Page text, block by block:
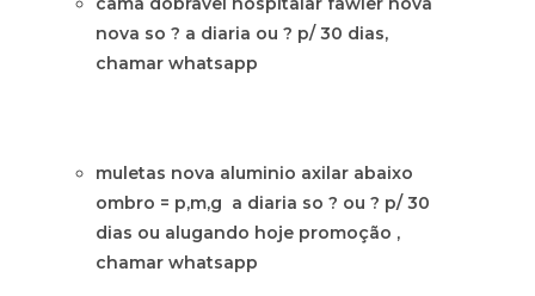
nova so ? a diaria ou ? p/ 30 dias,
chamar whatsapp
muletas nova aluminio axilar abaixo
ombro = p,m,g a diaria so ? ou ? p/ 30
dias ou alugando hoje promoção ,
chamar whatsapp